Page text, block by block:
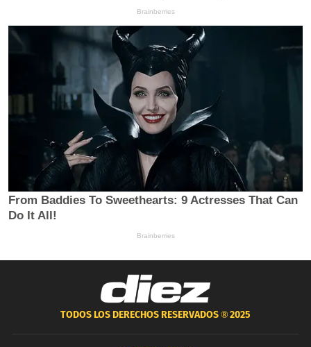
TODOS LOS DERECHOS RESERVADOS ®2025